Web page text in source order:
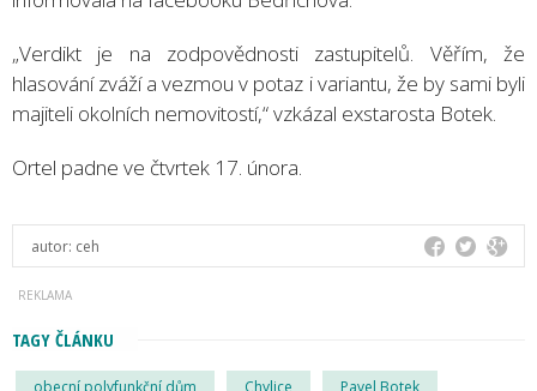
„Verdikt je na zodpovědnosti zastupitelů. Věřím, že
hlasování zváží a vezmou v potaz i variantu, že by sami byli
majiteli okolních nemovitostí,“ vzkázal exstarosta Botek.
Ortel padne ve čtvrtek 17. února.
autor: ceh
TAGY ČLÁNKU
obecní polyfunkční dům Chylice Pavel Botek